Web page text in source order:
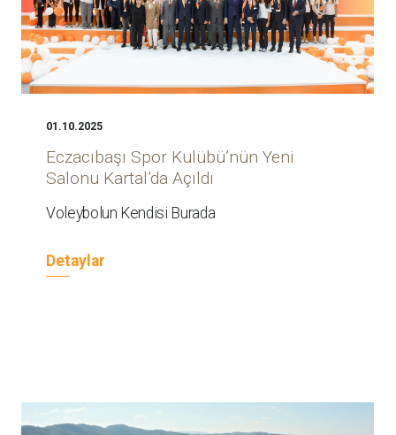
01.10.2025
Eczacıbaşı Spor Kulübü’nün Yeni
Salonu Kartal’da Açıldı
Voleybolun Kendisi Burada
Detaylar